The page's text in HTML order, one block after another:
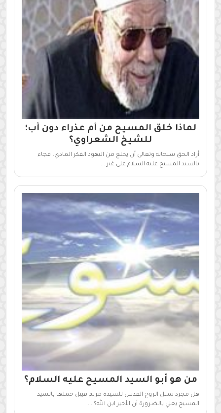
لماذا خلق المسيح من أم عذراء دون أب؛
للشيخ الشعراوي؟
أراد الحق سبحانه وتعالى أن يخلع من اليهود الفكر المادي، فجاء
بالسيد المسيح عليه السلام على غير ...
من هو أبو السيد المسيح عليه السلام؟
هل مجرد تمثل الروح القدس للسيدة مريم قبيل حملها بالسيد
المسيح يعني بالضرورة أن الأخير ابن الله؟ ...